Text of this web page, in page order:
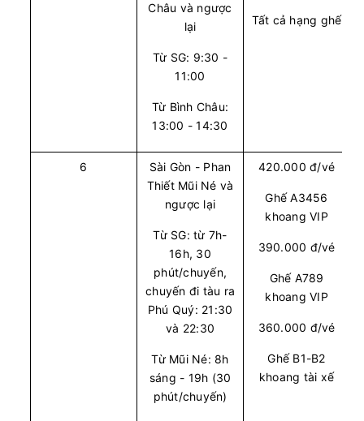
10/08
Văn phòng Vũng Tàu Văn phòng Quận 1
Vie Limousine Limousine 9 chỗ
Còn trống:7 Chọn mua
13:00(2 giờ)
Văn phòng Vũng Tàu Văn phòng Quận 1
Limousine 9 chỗ
10/08
Châu và ngược
lại
Từ SG: 9:30 -
11:00
Từ Bình Châu:
13:00 - 14:30
Tất cả hạng ghế
6
Sài Gòn - Phan
Thiết Mũi Né và
ngược lại
Từ SG: từ 7h-
16h, 30
phút/chuyến,
chuyến đi tàu ra
Phú Quý: 21:30
và 22:30
Từ Mũi Né: 8h
sáng - 19h (30
phút/chuyến)
420.000 đ/vé
Ghế A3456
khoang VIP
390.000 đ/vé
Ghế A789
khoang VIP
360.000 đ/vé
Ghế B1-B2
khoang tài xế